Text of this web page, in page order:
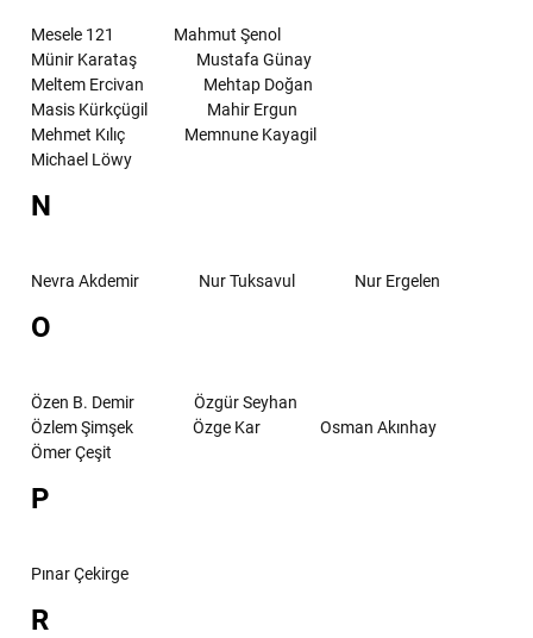
Mesele 121
Mahmut Şenol
Münir Karataş
Mustafa Günay
Meltem Ercivan
Mehtap Doğan
Masis Kürkçügil
Mahir Ergun
Mehmet Kılıç
Memnune Kayagil
Michael Löwy
N
Nevra Akdemir Nur Tuksavul Nur Ergelen
O
Özen B. Demir
Özgür Seyhan
Özlem Şimşek
Özge Kar
Osman Akınhay
Ömer Çeşit
P
Pınar Çekirge
R